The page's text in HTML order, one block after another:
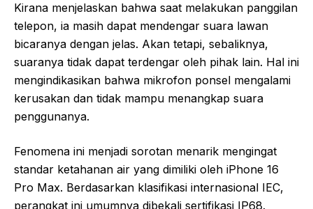
Kirana menjelaskan bahwa saat melakukan panggilan
telepon, ia masih dapat mendengar suara lawan
bicaranya dengan jelas. Akan tetapi, sebaliknya,
suaranya tidak dapat terdengar oleh pihak lain. Hal ini
mengindikasikan bahwa mikrofon ponsel mengalami
kerusakan dan tidak mampu menangkap suara
penggunanya.
Fenomena ini menjadi sorotan menarik mengingat
standar ketahanan air yang dimiliki oleh iPhone 16
Pro Max. Berdasarkan klasifikasi internasional IEC,
perangkat ini umumnya dibekali sertifikasi IP68.